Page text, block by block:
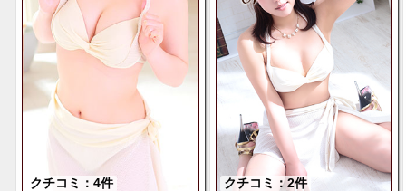
クチコミ：4件
クチコミ：2件